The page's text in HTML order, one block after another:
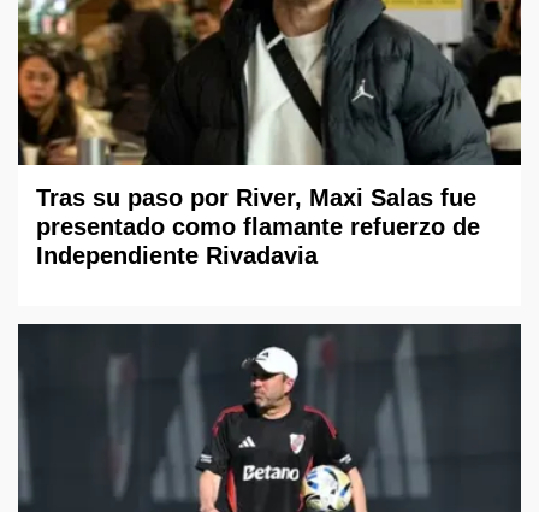
Tras su paso por River, Maxi Salas fue
presentado como flamante refuerzo de
Independiente Rivadavia